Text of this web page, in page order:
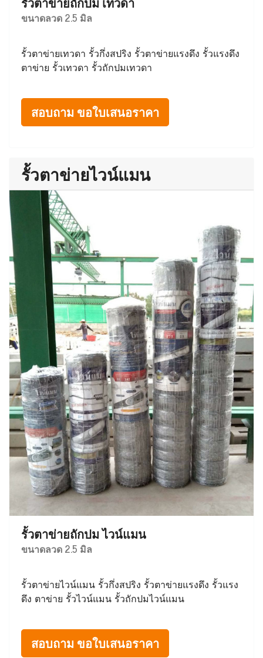
ขนาดลวด 2.5 มิล
รั้วตาข่ายเทวดา รั้วกึ่งสปริง รั้วตาข่ายแรงดึง รั้วแรงดึง
ตาข่าย รั้วเทวดา รั้วถักปมเทวดา
สอบถาม ขอใบเสนอราคา
รั้วตาข่ายไวน์แมน
รั้วตาข่ายถักปม ไวน์แมน
ขนาดลวด 2.5 มิล
รั้วตาข่ายไวน์แมน รั้วกึ่งสปริง รั้วตาข่ายแรงดึง รั้วแรง
ดึง ตาข่าย รั้วไวน์แมน รั้วถักปมไวน์แมน
สอบถาม ขอใบเสนอราคา